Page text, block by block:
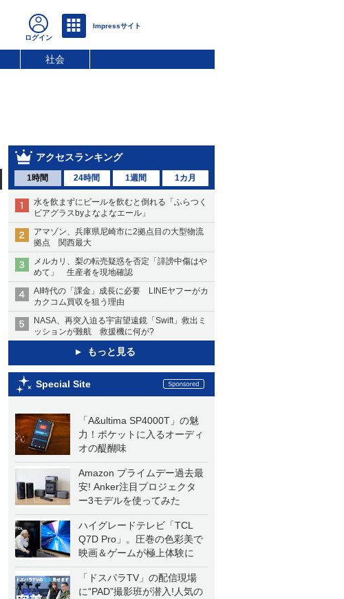
社会
アクセスランキング
1時間 24時間 1週間 1カ月
水を飲まずにビールを飲むと倒れる「ふらつく
ビアグラスbyよなよなエール」
アマゾン、兵庫県尼崎市に2拠点目の大型物流
拠点 関西最大
メルカリ、梨の転売疑惑を否定「誹謗中傷はや
めて」 生産者を現地確認
AI時代の「課金」成長に必要 LINEヤフーがカ
カクコム買収を狙う理由
NASA、再突入迫る宇宙望遠鏡「Swift」救出ミ
ッションが難航 救援機に何が?
もっと見る
Special Site
「A&ultima SP4000T」の魅
力！ポケットに入るオーディ
オの醍醐味
Amazon プライムデー過去最
安! Anker注目プロジェクタ
ー3モデルを使ってみた
ハイグレードテレビ「TCL
Q7D Pro」。圧巻の色彩美で
映画＆ゲームが極上体験に
「ドスパラTV」の配信現場
に“PAD”撮影班が潜入!人気の